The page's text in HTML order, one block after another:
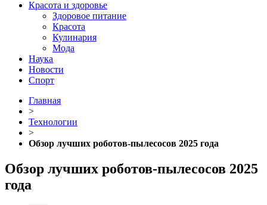
Красота и здоровье
Здоровое питание
Красота
Кулинария
Мода
Наука
Новости
Спорт
Главная
>
Технологии
>
Обзор лучших роботов-пылесосов 2025 года
Обзор лучших роботов-пылесосов 2025
года